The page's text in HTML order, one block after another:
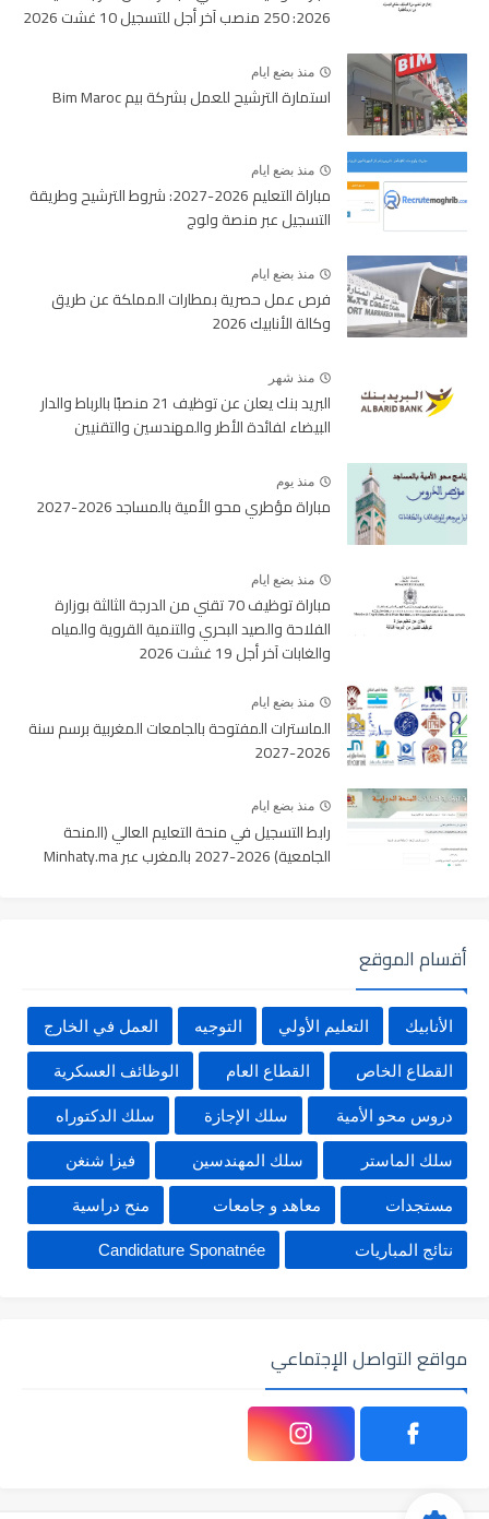
2026: 250 منصب آخر أجل للتسجيل 10 غشت 2026
منذ بضع ايام
استمارة الترشيح للعمل بشركة بيم Bim Maroc
منذ بضع ايام
مباراة التعليم 2026-2027: شروط الترشيح وطريقة
التسجيل عبر منصة ولوج
منذ بضع ايام
فرص عمل حصرية بمطارات المملكة عن طريق
وكالة الأنابيك 2026
منذ شهر
البريد بنك يعلن عن توظيف 21 منصبًا بالرباط والدار
البيضاء لفائدة الأطر والمهندسين والتقنيين
منذ يوم
مباراة مؤطري محو الأمية بالمساجد 2026-2027
منذ بضع ايام
مباراة توظيف 70 تقني من الدرجة الثالثة بوزارة
الفلاحة والصيد البحري والتنمية القروية والمياه
والغابات آخر أجل 19 غشت 2026
منذ بضع ايام
الماسترات المفتوحة بالجامعات المغربية برسم سنة
2026-2027
منذ بضع ايام
رابط التسجيل في منحة التعليم العالي (المنحة
الجامعية) 2026-2027 بالمغرب عبر Minhaty.ma
أقسام الموقع
الأنابيك التعليم الأولي التوجيه العمل في الخارج
القطاع الخاص القطاع العام الوظائف العسكرية
دروس محو الأمية سلك الإجازة سلك الدكتوراه
سلك الماستر سلك المهندسين فيزا شنغن
مستجدات معاهد و جامعات منح دراسية
نتائج المباريات Candidature Sponatnée
مواقع التواصل الإجتماعي